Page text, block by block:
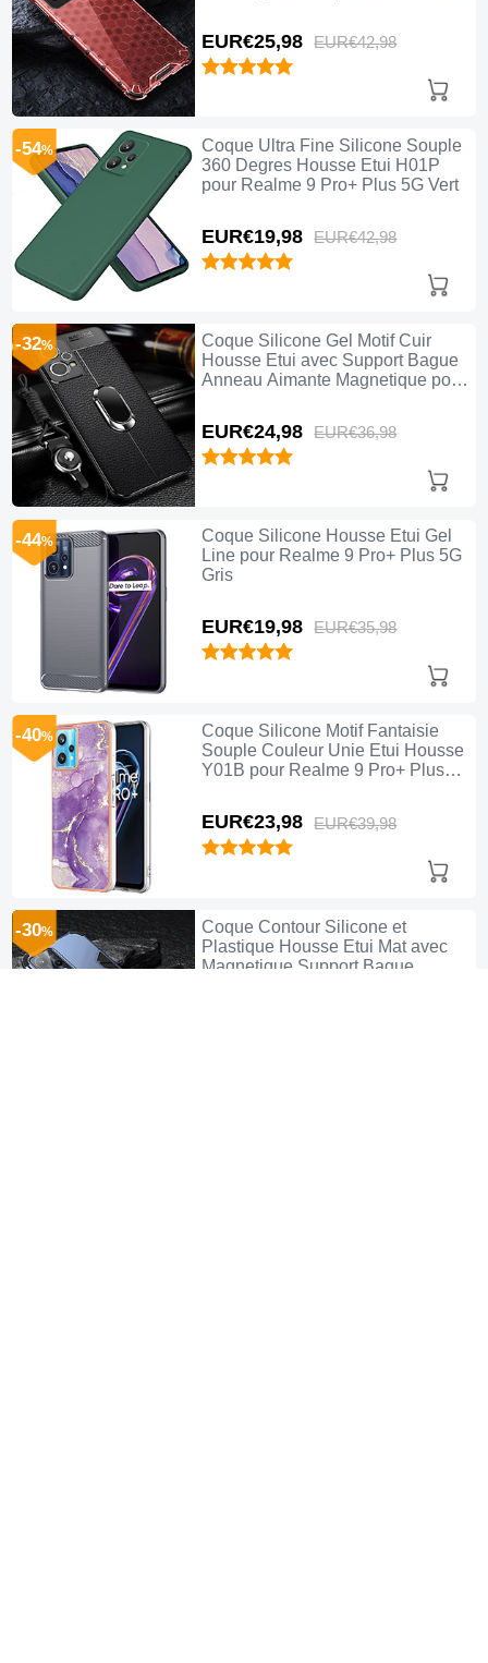
EUR€25,98 EUR€42,98
Coque Ultra Fine Silicone Souple
360 Degres Housse Etui H01P
pour Realme 9 Pro+ Plus 5G Vert
EUR€19,98 EUR€42,98
-54%
Coque Silicone Gel Motif Cuir
Housse Etui avec Support Bague
Anneau Aimante Magnetique pour
EUR€24,98 EUR€36,98
-32%
Coque Silicone Housse Etui Gel
Line pour Realme 9 Pro+ Plus 5G
Gris
EUR€19,98 EUR€35,98
-44%
Coque Silicone Motif Fantaisie
Souple Couleur Unie Etui Housse
Y01B pour Realme 9 Pro+ Plus
EUR€23,98 EUR€39,98
-40%
Coque Contour Silicone et
Plastique Housse Etui Mat avec
Magnetique Support Bague
-30%